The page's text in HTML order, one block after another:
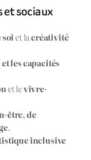
et sociaux
soiet lacréativité
les capacités
et levivre-
être, de
.
inclusive